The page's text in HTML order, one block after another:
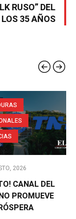
RUSO” DEL
35 AÑOS
2026
CANAL DEL
PROMUEVE